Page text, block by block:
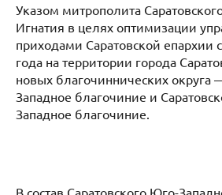
Указом митрополита
Игнатия в целях оптимизации
приходами Саратовской епархии
года на территории города
новых благочиннических округа
Западное благочиние и
Западное благочиние.
В состав Саратовского Юго-